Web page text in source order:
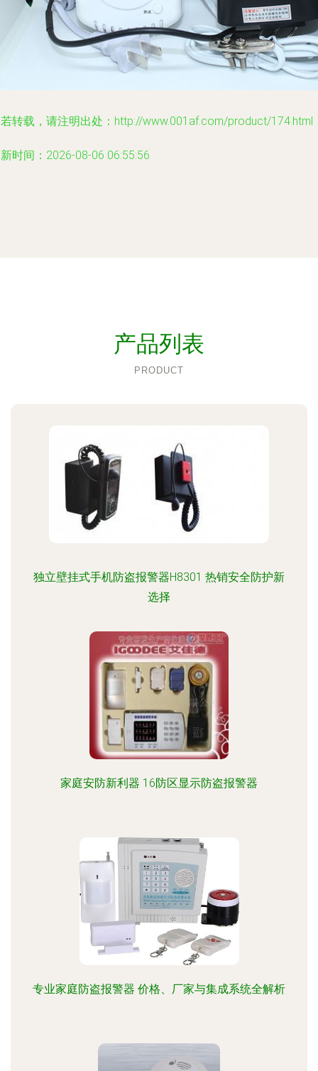
转载，请注明出处：http://www.001af.com/product/174.html
时间：2026-08-06 06:55:56
产品列表
PRODUCT
独立壁挂式手机防盗报警器H8301 热销安全防护新
选择
家庭安防新利器 16防区显示防盗报警器
专业家庭防盗报警器 价格、厂家与集成系统全解析